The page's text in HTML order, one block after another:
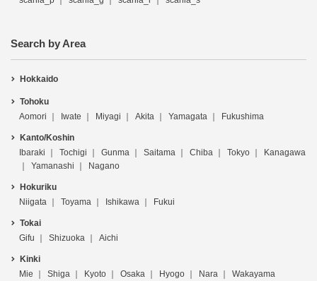
Search by Area
Hokkaido
Tohoku
Aomori
Iwate Miyagi Akita Yamagata Fukushima
Kanto/Koshin
Ibaraki
Tochigi Gunma Saitama Chiba Tokyo
Kanagawa
Yamanashi
Nagano
Hokuriku
Niigata
Toyama Ishikawa Fukui
Tokai
Gifu
Shizuoka Aichi
Kinki
Mie
Shiga Kyoto Osaka Hyogo Nara Wakayama